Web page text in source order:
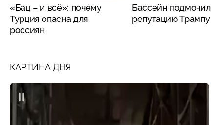
«Бац – и всё»: почему
Турция опасна для
россиян
Бассейн подмочил
репутацию Трампу
КАРТИНА ДНЯ